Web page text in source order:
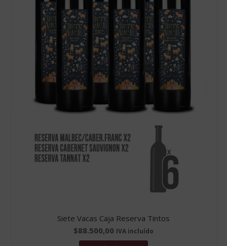
Siete Vacas Caja Reserva Tintos
$88.500,00 IVA incluído